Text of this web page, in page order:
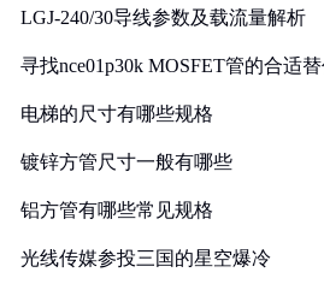
LGJ-240/30导线参数及载流量解析
寻找nce01p30k MOSFET管的合适
电梯的尺寸有哪些规格
镀锌方管尺寸一般有哪些
铝方管有哪些常见规格
光线传媒参投三国的星空爆冷